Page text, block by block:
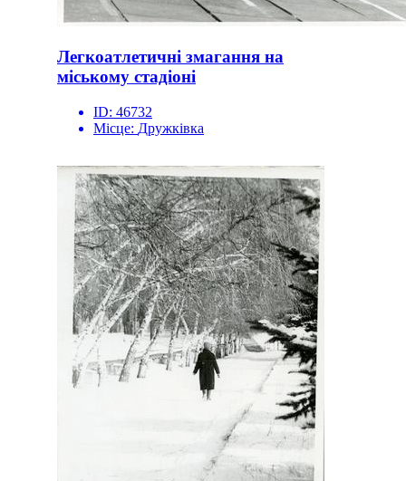
Легкоатлетичні змагання на
міському стадіоні
ID: 46732
Місце: Дружківка